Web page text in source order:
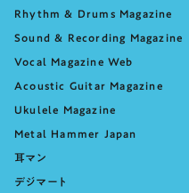
Rhythm & Drums Magazine
Sound & Recording Magazine
Vocal Magazine Web
Acoustic Guitar Magazine
Ukulele Magazine
Metal Hammer Japan
耳マン
デジマート